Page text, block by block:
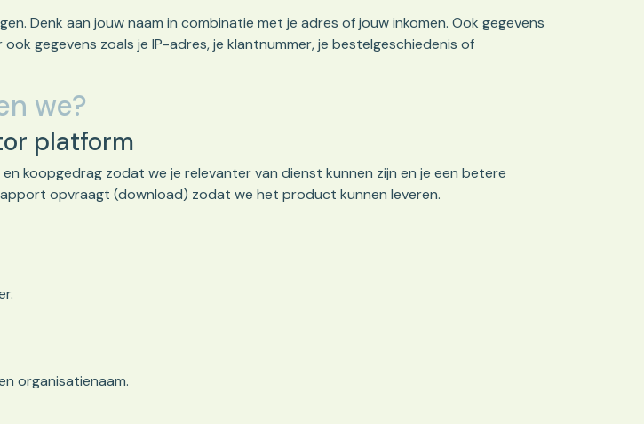
Denk aan jouw naam in combinatie met je adres of jouw inkomen. Ook gegevens
gegevens zoals je IP-adres, je klantnummer, je bestelgeschiedenis of
we?
platform
koopgedrag zodat we je relevanter van dienst kunnen zijn en je een betere
opvraagt (download) zodat we het product kunnen leveren.
organisatienaam.